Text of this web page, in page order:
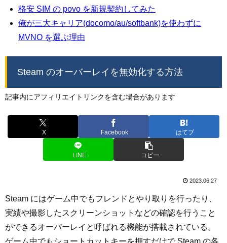
格安 SIM の povo を新規契約してみた
俺が三大キャリア(docomo/au/softbank)を使わずに
MVNO を選ぶ理由
Steam のオーバーレイを無効化する方法
記事内にアフィリエイトリンクを含む場合があります
X Facebook はてブ
LINE コピー
2023.06.27
Steam にはゲーム中でもフレンドとやり取りを行ったり、
実績や撮影したスクリーンショットなどの確認を行うこと
ができるオーバーレイと呼ばれる機能が搭載されている。